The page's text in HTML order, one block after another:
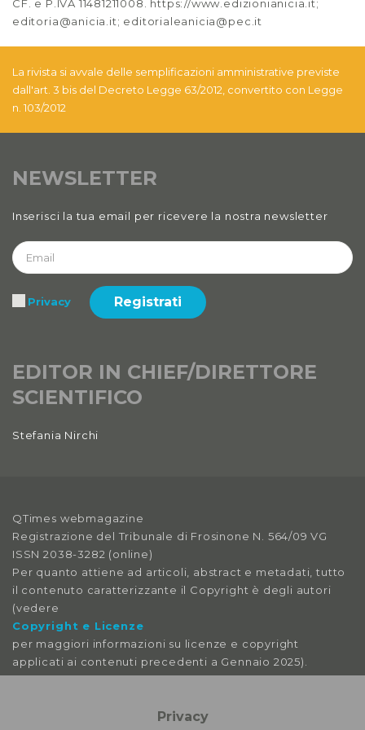
CF. e P.IVA 11481211008. https://www.edizionianicia.it;
editoria@anicia.it; editorialeanicia@pec.it
La rivista si avvale delle semplificazioni amministrative previste
dall'art. 3 bis del Decreto Legge 63/2012, convertito con Legge
n. 103/2012
NEWSLETTER
Inserisci la tua email per ricevere la nostra newsletter
Privacy Registrati
EDITOR IN CHIEF/DIRETTORE
SCIENTIFICO
Stefania Nirchi
QTimes webmagazine
Registrazione del Tribunale di Frosinone N. 564/09 VG
ISSN 2038-3282 (online)
Per quanto attiene ad articoli, abstract e metadati, tutto
il contenuto caratterizzante il Copyright è degli autori
(vedere
Copyright e Licenze
per maggiori informazioni su licenze e copyright
applicati ai contenuti precedenti a Gennaio 2025).
Privacy